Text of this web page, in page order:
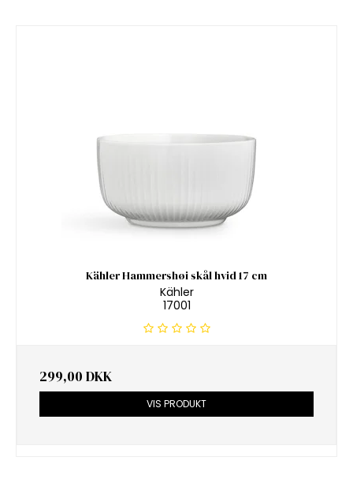
Kähler Hammershøi skål hvid 17 cm
Kähler
17001
299,00 DKK
VIS PRODUKT